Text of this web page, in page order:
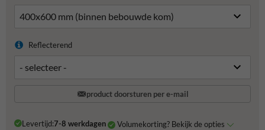
Reflecterend
product doorsturen per e-mail
Levertijd:7-8 werkdagen Volumekorting? Bekijk de opties